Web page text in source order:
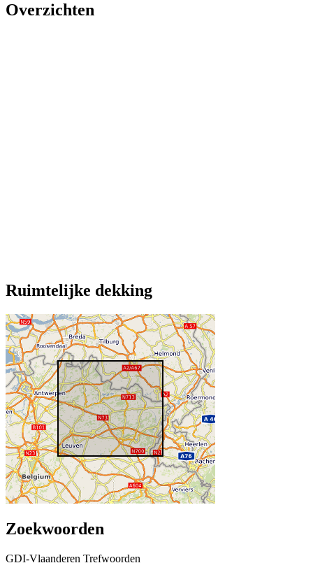
Overzichten
Ruimtelijke dekking
Zoekwoorden
GDI-Vlaanderen Trefwoorden